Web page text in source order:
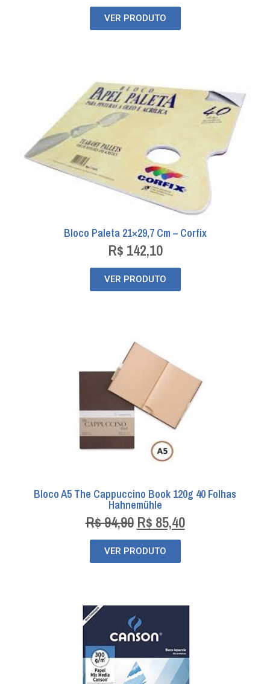
VER PRODUTO
Bloco Paleta 21×29,7 Cm – Corfix
R$ 142,10
VER PRODUTO
Bloco A5 The Cappuccino Book 120g 40 Folhas
Hahnemühle
R$94,90 R$ 85,40
VER PRODUTO